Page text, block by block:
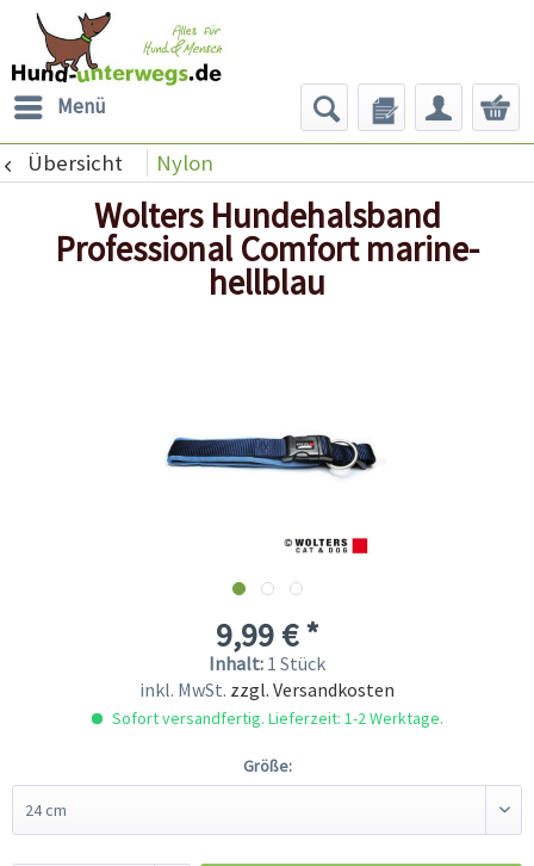
Menü
Übersicht Nylon
Wolters Hundehalsband
Professional Comfort marine-
hellblau
9,99 € *
Inhalt: 1 Stück
inkl. MwSt. zzgl. Versandkosten
Sofort versandfertig. Lieferzeit: 1-2 Werktage.
Größe: